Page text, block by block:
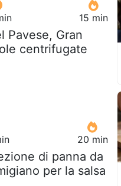
15 min
Pavese, Gran
centrifugate
20 min
di panna da
per la salsa